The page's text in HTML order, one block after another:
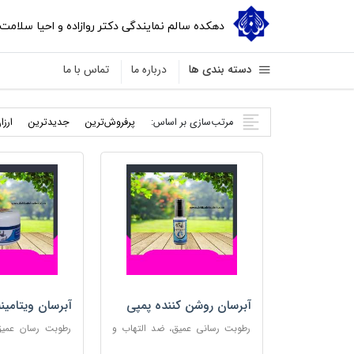
دهکده سالم نمایندگی دکتر روازاده و احیا
دسته بندی ها درباره ما تماس با ما
مرتب‌سازی بر اساس: پرفروش‌ترین جدید‌ترین
آبرسان روشن کننده پمپی
رطوبت رسانی عمیق، ضد التهاب و
آبرسان
رطوبت رسان